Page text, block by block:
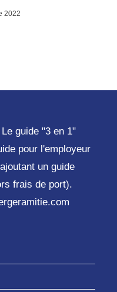
2022
guide "3 en 1"
pour l'employeur
un guide
frais de port).